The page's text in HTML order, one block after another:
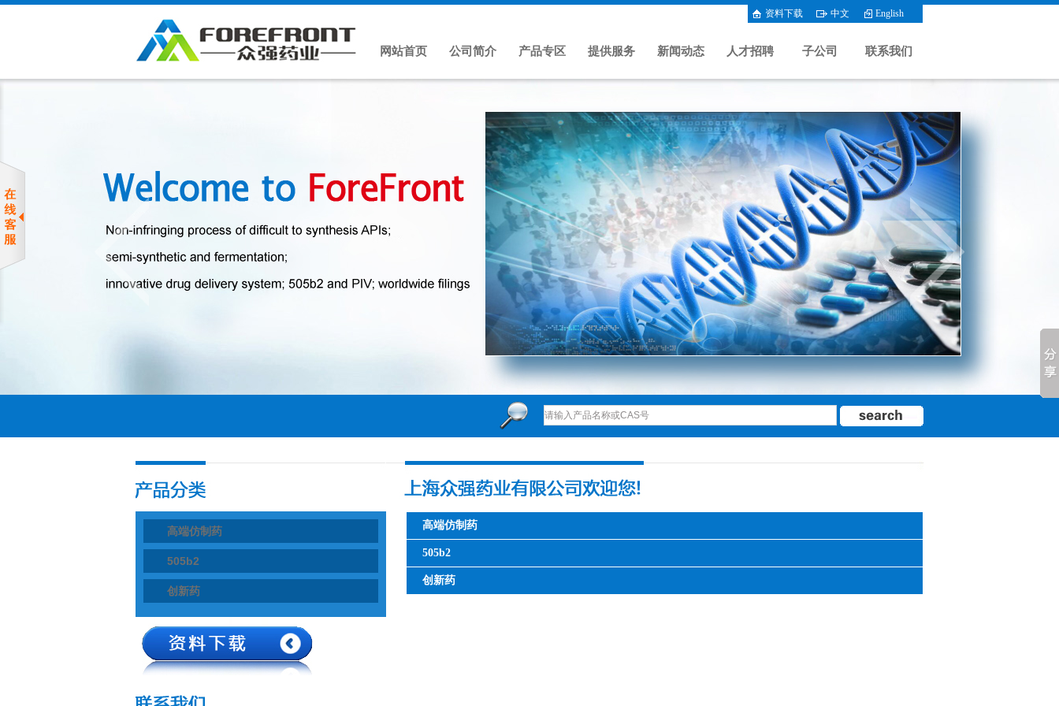
资料下载 中文 English
网站首页 公司简介 产品专区 提供服务 新闻动态 人才招聘 子公司 联系我们
高端仿制药
505b2
创新药
高端仿制药
505b2
创新药